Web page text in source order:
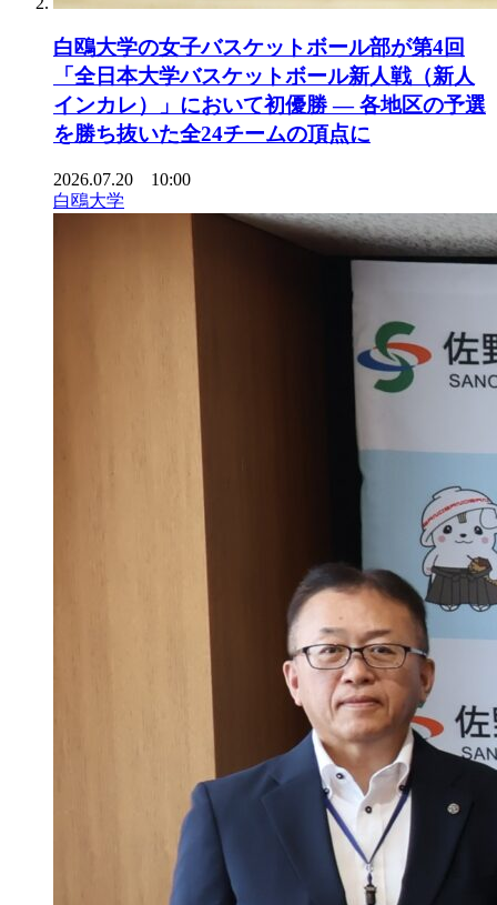
白鴎大学の女子バスケットボール部が第4回
「全日本大学バスケットボール新人戦（新人
インカレ）」において初優勝 ― 各地区の予選
を勝ち抜いた全24チームの頂点に
2026.07.20 10:00
白鴎大学